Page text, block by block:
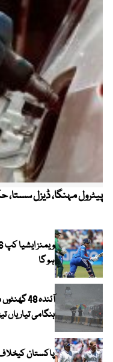
پیٹرول مہنگا، ڈیزل سستا،
ہو گا
آئندہ 48
ہنگامی تیاریاں